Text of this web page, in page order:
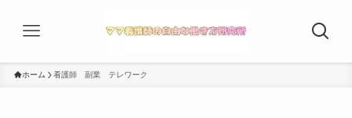
ホーム 看護師 副業 テレワーク